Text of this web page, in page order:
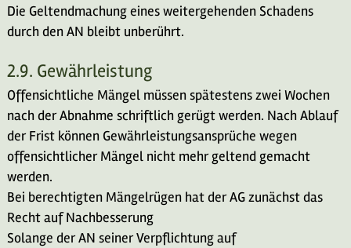
Die Geltendmachung eines weitergehenden Schadens
durch den AN bleibt unberührt.
2.9. Gewährleistung
Offensichtliche Mängel müssen spätestens zwei Wochen
nach der Abnahme schriftlich gerügt werden. Nach Ablauf
der Frist können Gewährleistungsansprüche wegen
offensichtlicher Mängel nicht mehr geltend gemacht
werden.
Bei berechtigten Mängelrügen hat der AG zunächst das
Recht auf Nachbesserung
Solange der AN seiner Verpflichtung auf